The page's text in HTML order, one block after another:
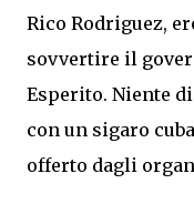
Rico Rodriguez,
sovvertire il
Esperito. Niente
con un sigaro
offerto dagli